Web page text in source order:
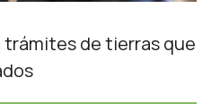
trámites de tierras que